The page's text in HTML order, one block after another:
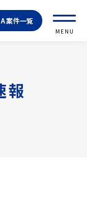
案件一覧
MENU
報